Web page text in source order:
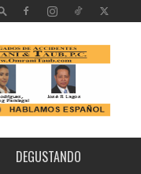
DEGUSTANDO